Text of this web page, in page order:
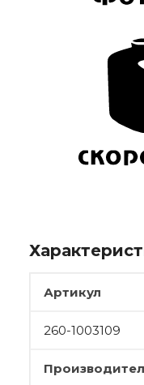
Артикул
260-1003109